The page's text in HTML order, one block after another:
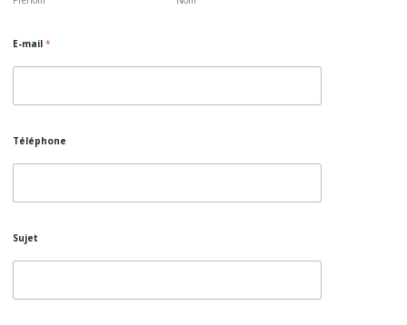
E-mail*
Téléphone
Sujet